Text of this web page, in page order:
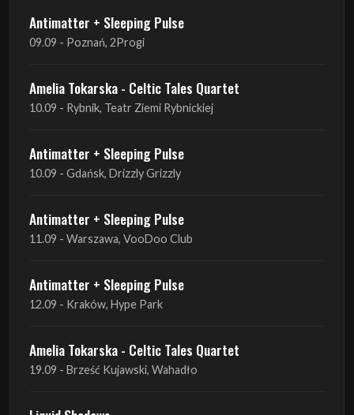
Antimatter + Sleeping Pulse
09.09 - Poznań, 2Progi
Amelia Tokarska - Celtic Tales Quartet
10.09 - Rybnik, Teatr Ziemi Rybnickiej
Antimatter + Sleeping Pulse
10.09 - Gdańsk, Drizzly Grizzly
Antimatter + Sleeping Pulse
11.09 - Warszawa, VooDoo Club
Antimatter + Sleeping Pulse
12.09 - Kraków, Hype Park
Amelia Tokarska - Celtic Tales Quartet
19.09 - Brześć Kujawski, Wahadło